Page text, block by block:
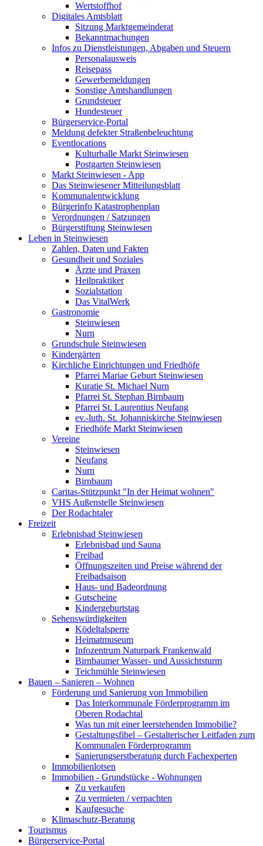
Wertstoffhof
Digitales Amtsblatt
Sitzung Marktgemeinderat
Bekanntmachungen
Infos zu Dienstleistungen, Abgaben und Steuern
Personalausweis
Reisepass
Gewerbemeldungen
Sonstige Amtshandlungen
Grundsteuer
Hundesteuer
Bürgerservice-Portal
Meldung defekter Straßenbeleuchtung
Eventlocations
Kulturhalle Markt Steinwiesen
Postgarten Steinwiesen
Markt Steinwiesen - App
Das Steinwiesener Mitteilungsblatt
Kommunalentwicklung
Bürgerinfo Katastrophenplan
Verordnungen / Satzungen
Bürgerstiftung Steinwiesen
Leben in Steinwiesen
Zahlen, Daten und Fakten
Gesundheit und Soziales
Ärzte und Praxen
Heilpraktiker
Sozialstation
Das VitalWerk
Gastronomie
Steinwiesen
Nurn
Grundschule Steinwiesen
Kindergärten
Kirchliche Einrichtungen und Friedhöfe
Pfarrei Mariae Geburt Steinwiesen
Kuratie St. Michael Nurn
Pfarrei St. Stephan Birnbaum
Pfarrei St. Laurentius Neufang
ev.-luth. St. Johanniskirche Steinwiesen
Friedhöfe Markt Steinwiesen
Vereine
Steinwiesen
Neufang
Nurn
Birnbaum
Caritas-Stützpunkt "In der Heimat wohnen"
VHS Außenstelle Steinwiesen
Der Rodachtaler
Freizeit
Erlebnisbad Steinwiesen
Erlebnisbad und Sauna
Freibad
Öffnungszeiten und Preise während der
Freibadsaison
Haus- und Badeordnung
Gutscheine
Kindergeburtstag
Sehenswürdigkeiten
Ködeltalsperre
Heimatmuseum
Infozentrum Naturpark Frankenwald
Birnbaumer Wasser- und Aussichtsturm
Teichmühle Steinwiesen
Bauen – Sanieren – Wohnen
Förderung und Sanierung von Immobilien
Das Interkommunale Förderprogramm im
Oberen Rodachtal
Was tun mit einer leerstehenden Immobilie?
Gestaltungsfibel – Gestalterischer Leitfaden zum
Kommunalen Förderprogramm
Sanierungserstberatung durch Fachexperten
Immobilienlotsen
Immobilien - Grundstücke - Wohnungen
Zu verkaufen
Zu vermieten / verpachten
Kaufgesuche
Klimaschutz-Beratung
Tourismus
Bürgerservice-Portal